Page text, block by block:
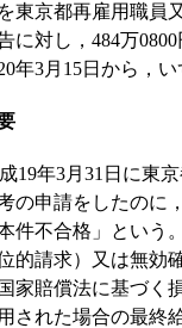
京都再雇用職員
対し，484万0800
年3月15日から，
19年3月31日に東
の申請をしたのに
件不合格」という
的請求）又は無効
家賠償法に基づく
された場合の最終